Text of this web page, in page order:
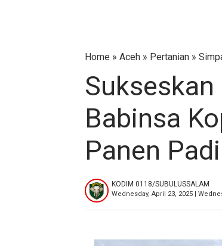
Home » Aceh » Pertanian »
Sukseskan
Babinsa
Panen Padi
KODIM 0118/SUBULUSSALAM
Wednesday, April 23, 2025 |